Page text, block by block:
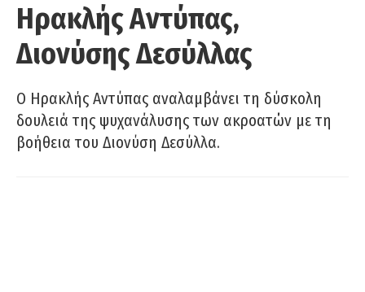
Ηρακλής Αντύπας,
Διονύσης Δεσύλλας
Ο Ηρακλής Αντύπας αναλαμβάνει τη δύσκολη
δουλειά της ψυχανάλυσης των ακροατών με τη
βοήθεια του Διονύση Δεσύλλα.